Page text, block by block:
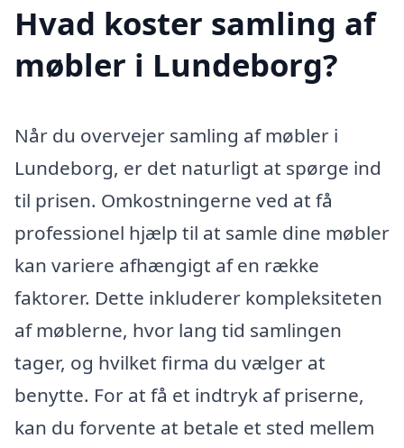
Hvad koster samling af
møbler i Lundeborg?
Når du overvejer samling af møbler i
Lundeborg, er det naturligt at spørge ind
til prisen. Omkostningerne ved at få
professionel hjælp til at samle dine møbler
kan variere afhængigt af en række
faktorer. Dette inkluderer kompleksiteten
af møblerne, hvor lang tid samlingen
tager, og hvilket firma du vælger at
benytte. For at få et indtryk af priserne,
kan du forvente at betale et sted mellem